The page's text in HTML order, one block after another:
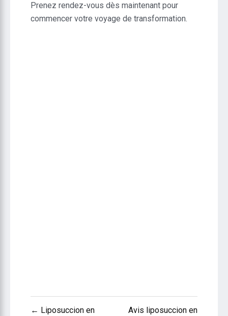
Prenez rendez-vous dès maintenant pour
commencer votre voyage de transformation.
Navigation
← Liposuccion en
Avis liposuccion en